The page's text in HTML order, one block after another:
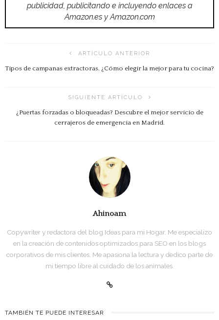
publicidad, publicitando e incluyendo enlaces a
Amazon.es y Amazon.com
ARTÍCULO ANTERIOR
Tipos de campanas extractoras. ¿Cómo elegir la mejor para tu cocina?
SIGUIENTE ARTÍCULO
¿Puertas forzadas o bloqueadas? Descubre el mejor servicio de
cerrajeros de emergencia en Madrid.
Ahinoam
Copywriter y redactora del blog Ideas para mi Hogar. Me especializo
en la creación de contenidos optimizados para SEO en los blogs
corporativos de mis clientes. Me apasiona la lectura y dedico parte de
mi tiempo libre al cuidado de los animales.
TAMBIÉN TE PUEDE INTERESAR